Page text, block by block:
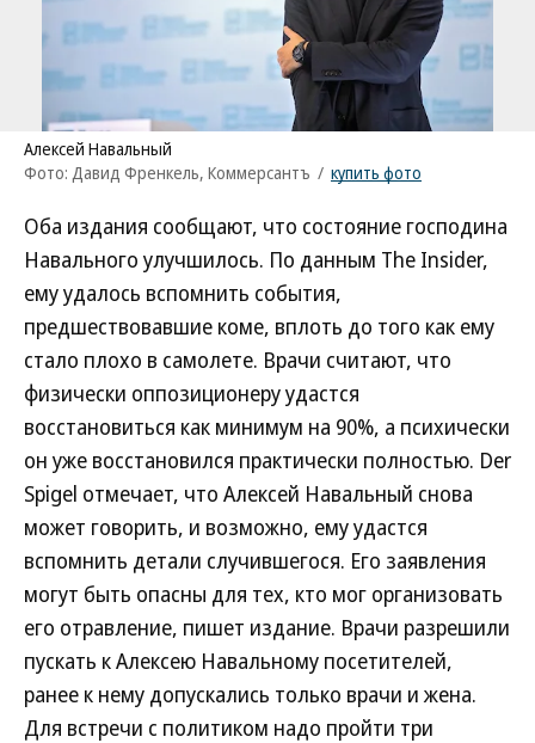
Алексей Навальный
Фото: Давид Френкель, Коммерсантъ / купить фото
Оба издания сообщают, что состояние господина
Навального улучшилось. По данным The Insider,
ему удалось вспомнить события,
предшествовавшие коме, вплоть до того как ему
стало плохо в самолете. Врачи считают, что
физически оппозиционеру удастся
восстановиться как минимум на 90%, а психически
он уже восстановился практически полностью. Der
Spigel отмечает, что Алексей Навальный снова
может говорить, и возможно, ему удастся
вспомнить детали случившегося. Его заявления
могут быть опасны для тех, кто мог организовать
его отравление, пишет издание. Врачи разрешили
пускать к Алексею Навальному посетителей,
ранее к нему допускались только врачи и жена.
Для встречи с политиком надо пройти три